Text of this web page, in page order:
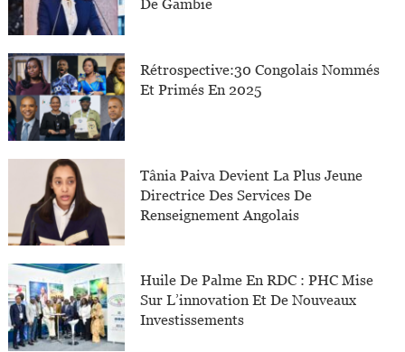
De Gambie
Rétrospective:30 Congolais Nommés
Et Primés En 2025
Tânia Paiva Devient La Plus Jeune
Directrice Des Services De
Renseignement Angolais
Huile De Palme En RDC : PHC Mise
Sur L’innovation Et De Nouveaux
Investissements